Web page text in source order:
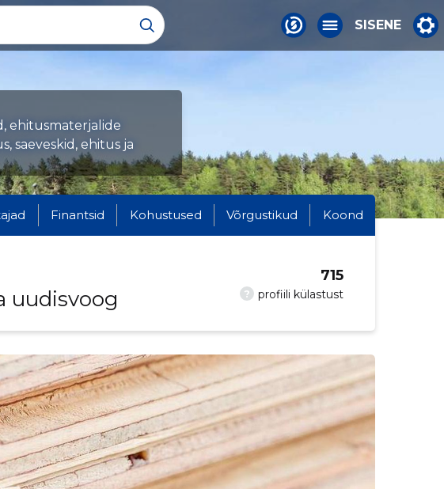
SISENE
ehitusmaterjalide
saeveskid, ehitus ja
Finantsid Kohustused Võrgustikud Koond
uudisvoog
? profiili külastust
715